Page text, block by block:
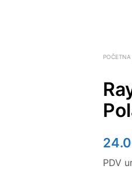
POČETNA
PDV